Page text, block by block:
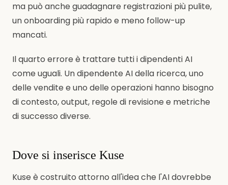
ma può anche guadagnare registrazioni più pulite,
un onboarding più rapido e meno follow-up
mancati.
Il quarto errore è trattare tutti i dipendenti AI
come uguali. Un dipendente AI della ricerca, uno
delle vendite e uno delle operazioni hanno bisogno
di contesto, output, regole di revisione e metriche
di successo diverse.
Dove si inserisce Kuse
Kuse è costruito attorno all'idea che l'AI dovrebbe